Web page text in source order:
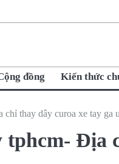
đồng Kiến thức
thay dây curoa xe tay ga
tphcm- Địa